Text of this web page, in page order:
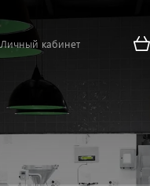
Личный кабинет